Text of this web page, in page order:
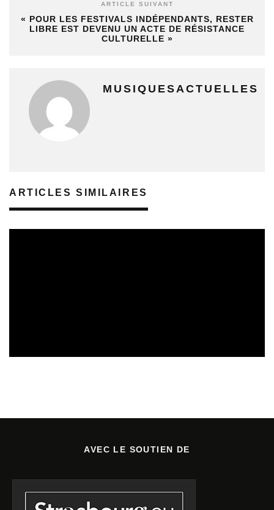
ARTICLE SUIVANT
« POUR LES FESTIVALS INDÉPENDANTS, RESTER
LIBRE EST DEVENU UN ACTE DE RÉSISTANCE
CULTURELLE »
MUSIQUESACTUELLES
ARTICLES SIMILAIRES
AVEC LE SOUTIEN DE